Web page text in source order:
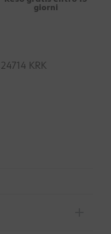
giorni
KRK